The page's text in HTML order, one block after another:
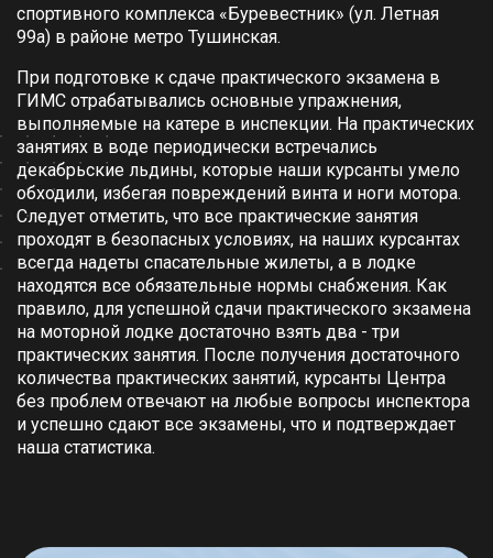
спортивного комплекса «Буревестник» (ул. Летная
99а) в районе метро Тушинская.
При подготовке к сдаче практического экзамена в
ГИМС отрабатывались основные упражнения,
выполняемые на катере в инспекции. На практических
занятиях в воде периодически встречались
декабрьские льдины, которые наши курсанты умело
обходили, избегая повреждений винта и ноги мотора.
Следует отметить, что все практические занятия
проходят в безопасных условиях, на наших курсантах
всегда надеты спасательные жилеты, а в лодке
находятся все обязательные нормы снабжения. Как
правило, для успешной сдачи практического экзамена
на моторной лодке достаточно взять два - три
практических занятия. После получения достаточного
количества практических занятий, курсанты Центра
без проблем отвечают на любые вопросы инспектора
и успешно сдают все экзамены, что и подтверждает
наша статистика.